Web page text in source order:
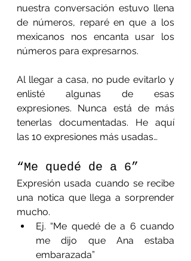
nuestra conversación estuvo llena
de números, reparé en que a los
mexicanos nos encanta usar los
números para expresarnos.
Al llegar a casa, no pude evitarlo y
enlisté algunas de esas
expresiones. Nunca está de más
tenerlas documentadas. He aquí
las 10 expresiones más usadas…
“Me quedé de a 6”
Expresión usada cuando se recibe
una notica que llega a sorprender
mucho.
Ej. “Me quedé de a 6 cuando
me dijo que Ana estaba
embarazada”